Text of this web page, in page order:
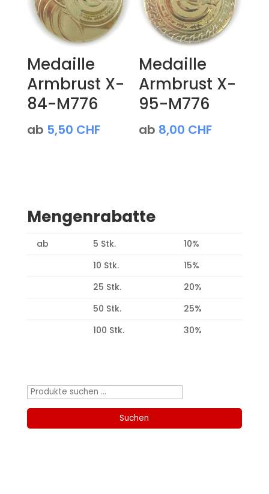
Medaille
Armbrust X-
84-M776
ab 5,50 CHF
Medaille
Armbrust X-
95-M776
ab 8,00 CHF
Mengenrabatte
ab 5 Stk.
10%
10 Stk.
15%
25 Stk.
20%
50 Stk.
25%
100 Stk.
30%
Suchen
Suchen